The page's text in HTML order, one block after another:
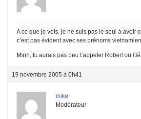
A ce que je vois, je ne suis pas le seul à avoir
c’est pas évident avec ses prénoms
Minh, tu aurais pas peu t’appeler Robert ou
19 novembre 2005 à 0h41
mike
Modérateur